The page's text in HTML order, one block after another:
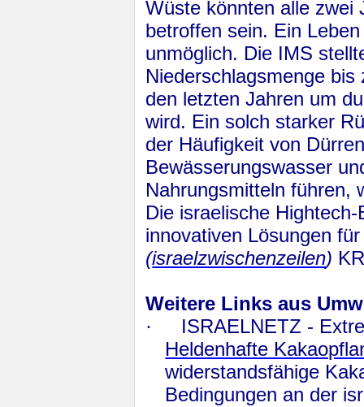
Wüste könnten alle zwei
betroffen sein. Ein
unmöglich. Die IMS
Niederschlagsmenge
den letzten Jahren um
wird. Ein solch starker
der Häufigkeit von
Bewässerungswasser
Nahrungsmitteln führen,
Die israelische
innovativen Lösungen
(israelzwischenzeilen)
Weitere Links aus
·
ISRAELNETZ -
Heldenhafte
widerstandsfähige
Bedingungen an der